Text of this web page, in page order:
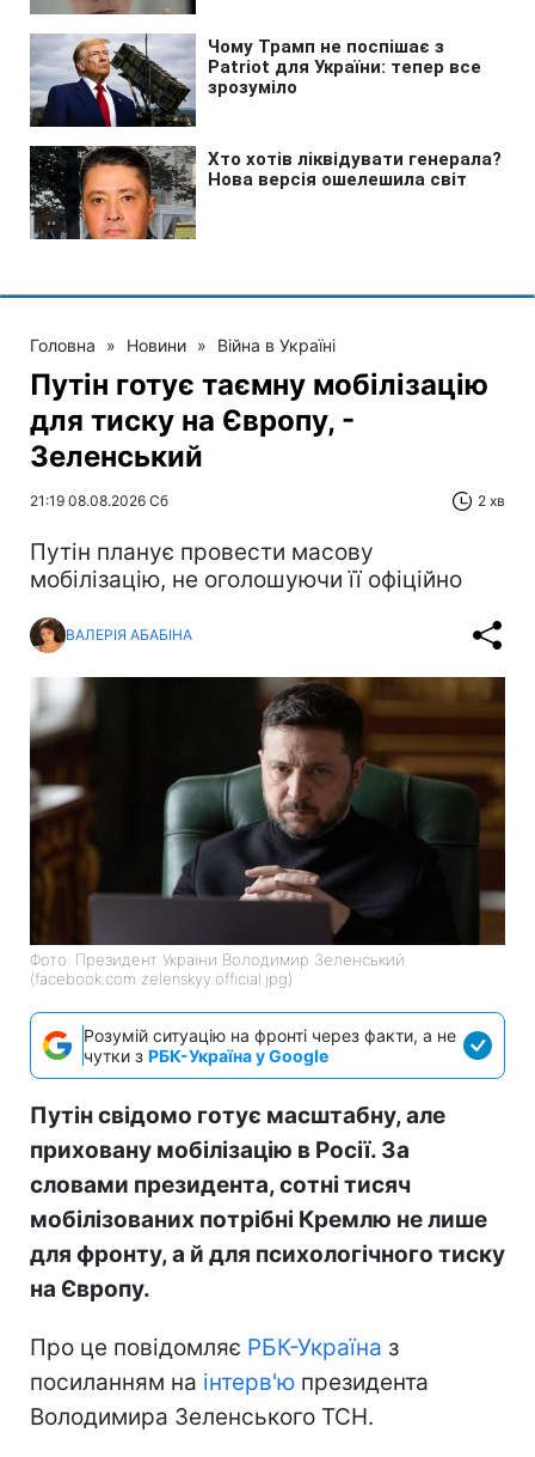
Головна » Новини » Війна в Україні
Путін готує таємну мобілізацію
для тиску на Європу, -
Зеленський
21:19 08.08.2026 Сб 2 хв
Путін планує провести масову
мобілізацію, не оголошуючи її офіційно
ВАЛЕРІЯ АБАБІНА
Фото: Президент України Володимир Зеленський
(facebook.com zelenskyy.official.jpg)
Розумій ситуацію на фронті через факти, а не
чутки з РБК-Україна у Google
Путін свідомо готує масштабну, але
приховану мобілізацію в Росії. За
словами президента, сотні тисяч
мобілізованих потрібні Кремлю не лише
для фронту, а й для психологічного тиску
на Європу.
Про це повідомляє РБК-Україна з
посиланням на інтерв'ю президента
Володимира Зеленського ТСН.